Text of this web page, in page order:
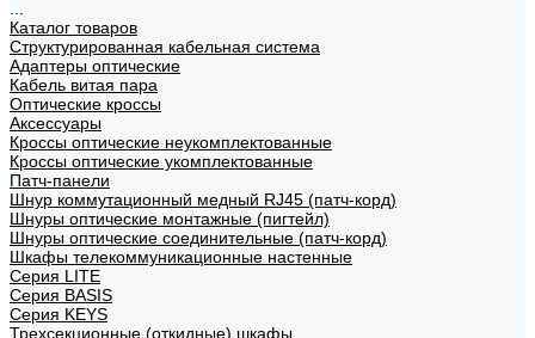
Каталог товаров
Структурированная кабельная система
Адаптеры оптические
Кабель витая пара
Оптические кроссы
Аксессуары
Кроссы оптические неукомплектованные
Кроссы оптические укомплектованные
Патч-панели
Шнур коммутационный медный RJ45 (патч-корд)
Шнуры оптические монтажные (пигтейл)
Шнуры оптические соединительные (патч-корд)
Шкафы телекоммуникационные настенные
Cерия LITE
Cерия BASIS
Cерия KEYS
Трехсекционные (откидные) шкафы